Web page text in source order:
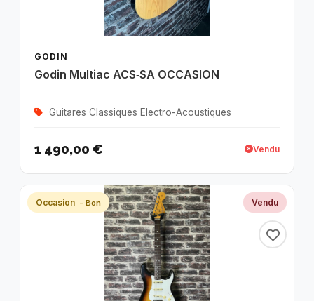
GODIN
Godin Multiac ACS‑SA OCCASION
Guitares Classiques Electro-Acoustiques
1 490,00 € Vendu
Occasion - Bon Vendu